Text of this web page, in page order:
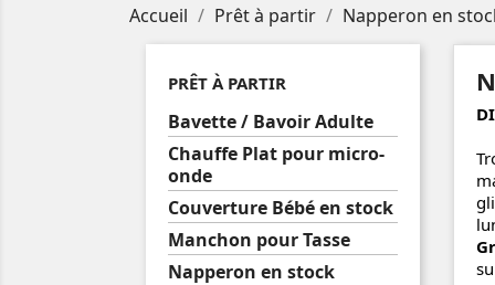
Accueil Prêt à partir Napperon en
PRÊT À PARTIR
Bavette / Bavoir Adulte
Chauffe Plat pour micro-
onde
Couverture Bébé en stock
Manchon pour Tasse
Napperon en stock